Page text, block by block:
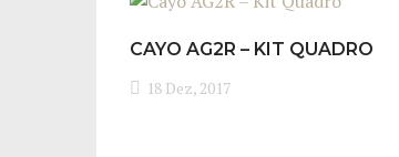
CAYO AG2R – KIT QUADRO
18 Dez, 2017